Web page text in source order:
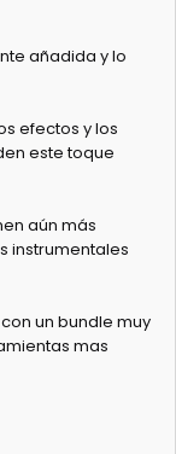
añadida y lo
efectos y los
este toque
aún más
instrumentales
un bundle muy
mas